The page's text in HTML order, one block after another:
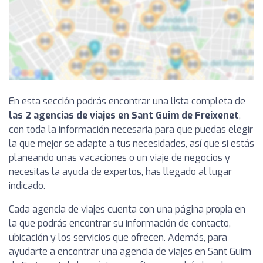
En esta sección podrás encontrar una lista completa de
las 2 agencias de viajes en Sant Guim de Freixenet,
con toda la información necesaria para que puedas elegir
la que mejor se adapte a tus necesidades, así que si estás
planeando unas vacaciones o un viaje de negocios y
necesitas la ayuda de expertos, has llegado al lugar
indicado.
Cada agencia de viajes cuenta con una página propia en
la que podrás encontrar su información de contacto,
ubicación y los servicios que ofrecen. Además, para
ayudarte a encontrar una agencia de viajes en Sant Guim